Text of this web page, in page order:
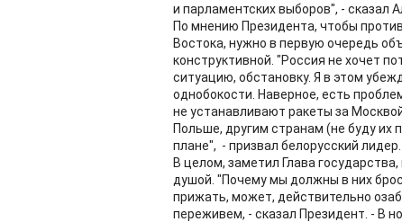
и парламентских выборов", - сказал
По мнению Президента, чтобы
Востока, нужно в первую очередь
конструктивной. "Россия не хочет
ситуацию, обстановку. Я в этом
однобокости. Наверное, есть
не устанавливают ракеты за
Польше, другим странам (не буду
плане", - призвал белорусский лидер.
В целом, заметил Глава
душой. "Почему мы должны в них
прижать, может, действительно
переживем, - сказал Президент. - В